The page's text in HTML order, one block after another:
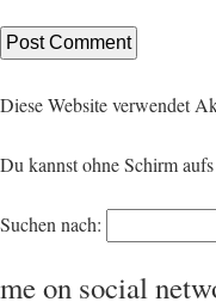
Diese Website verwendet
Du kannst ohne Schirm
Suchen nach:
me on social